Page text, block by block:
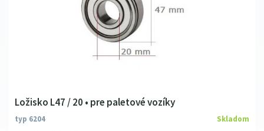
Ložisko L47 / 20 • pre paletové vozíky
typ 6204 Skladom